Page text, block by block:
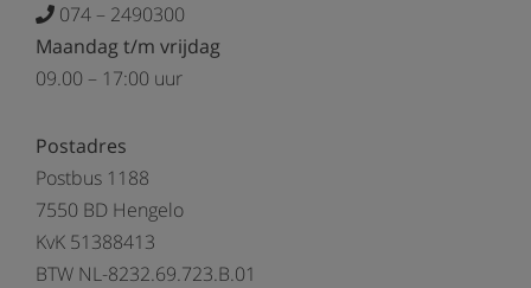
074 – 2490300
Maandag t/m vrijdag
09.00 – 17:00 uur
Postadres
Postbus 1188
7550 BD Hengelo
KvK 51388413
BTW NL-8232.69.723.B.01